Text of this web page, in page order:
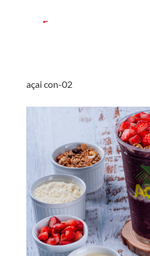
açai con-02